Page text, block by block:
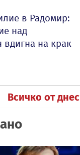
в Радомир:
над
вдигна на крак
Всичко от днес